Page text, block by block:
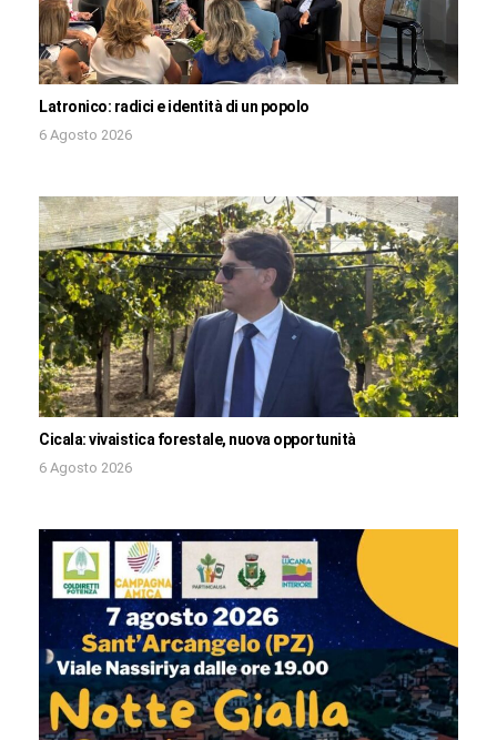
Latronico: radici e identità di un popolo
6 Agosto 2026
Cicala: vivaistica forestale, nuova opportunità
6 Agosto 2026